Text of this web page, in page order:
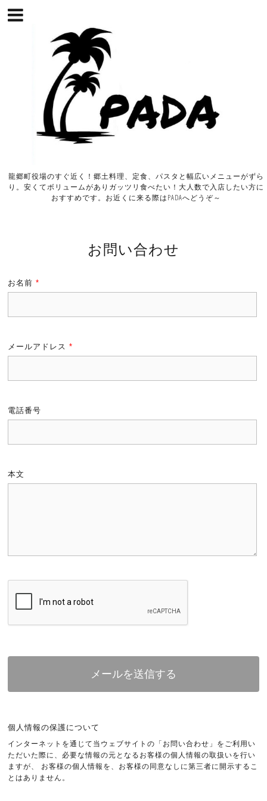
龍郷町役場のすぐ近く！郷土料理、定食、パスタと幅広いメニューがずら
り。安くてボリュームがありガッツリ食べたい！大人数で入店したい方に
おすすめです。お近くに来る際はPADAへどうぞ～
お問い合わせ
お名前 *
メールアドレス *
電話番号
本文
個人情報の保護について
インターネットを通じて当ウェブサイトの「お問い合わせ」をご利用い
ただいた際に、必要な情報の元となるお客様の個人情報の取扱いを行い
ますが、 お客様の個人情報を、お客様の同意なしに第三者に開示するこ
とはありません。